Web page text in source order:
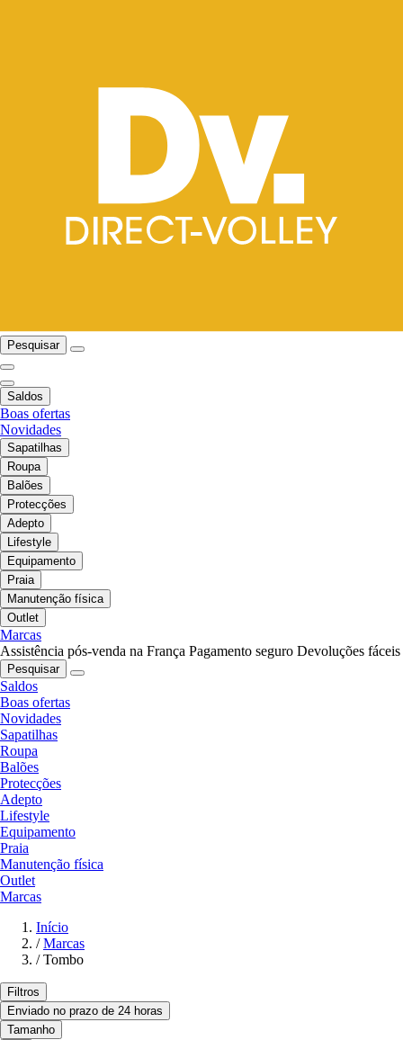
Pesquisar
Saldos
Boas ofertas
Novidades
Sapatilhas
Roupa
Balões
Protecções
Adepto
Lifestyle
Equipamento
Praia
Manutenção física
Outlet
Marcas
Assistência pós-venda na França Pagamento seguro Devoluções fáceis
Pesquisar
Saldos
Boas ofertas
Novidades
Sapatilhas
Roupa
Balões
Protecções
Adepto
Lifestyle
Equipamento
Praia
Manutenção física
Outlet
Marcas
Início
/ Marcas
/ Tombo
Filtros
Enviado no prazo de 24 horas
Tamanho